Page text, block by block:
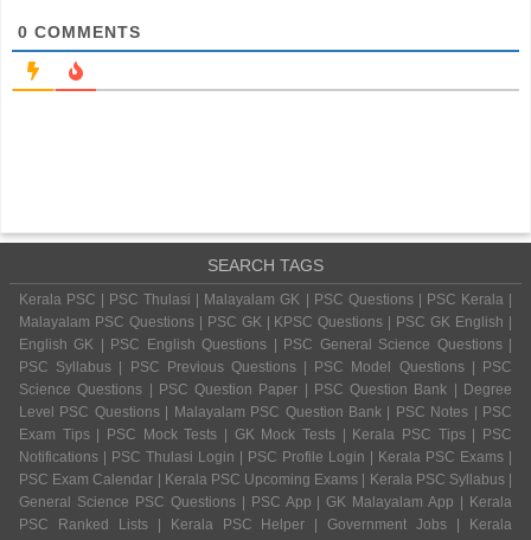
0 COMMENTS
SEARCH TAGS
Kerala PSC | PSC Thulasi | Malayalam GK | PSC Questions | PSC Kerala |
Malayalam PSC Questions | PSC GK | KPSC Questions | PSC GK English |
English GK | PSC English Questions | PSC General Science Questions |
PSC Syllabus | PSC Previous Questions | PSC Model Questions | PSC
Science Questions | PSC Question Paper | PSC Question Bank | Degree
Level PSC Questions | Malayalam PSC Question Bank | PSC Notes | PSC
Exam Tips | PSC Mock Tests | GK Mock Tests | Kerala PSC Tips | PSC
Notifications | PSC Thulasi Login | PSC Profile Login | Kerala PSC Exams |
PSC Exam Calendar | Kerala PSC Upcoming Exams | Kerala PSC Syllabus |
General Science PSC Questions | PSC App | GK Malayalam App | Kerala
PSC Ranked Lists | Kerala PSC Helper | Government Jobs | Kerala